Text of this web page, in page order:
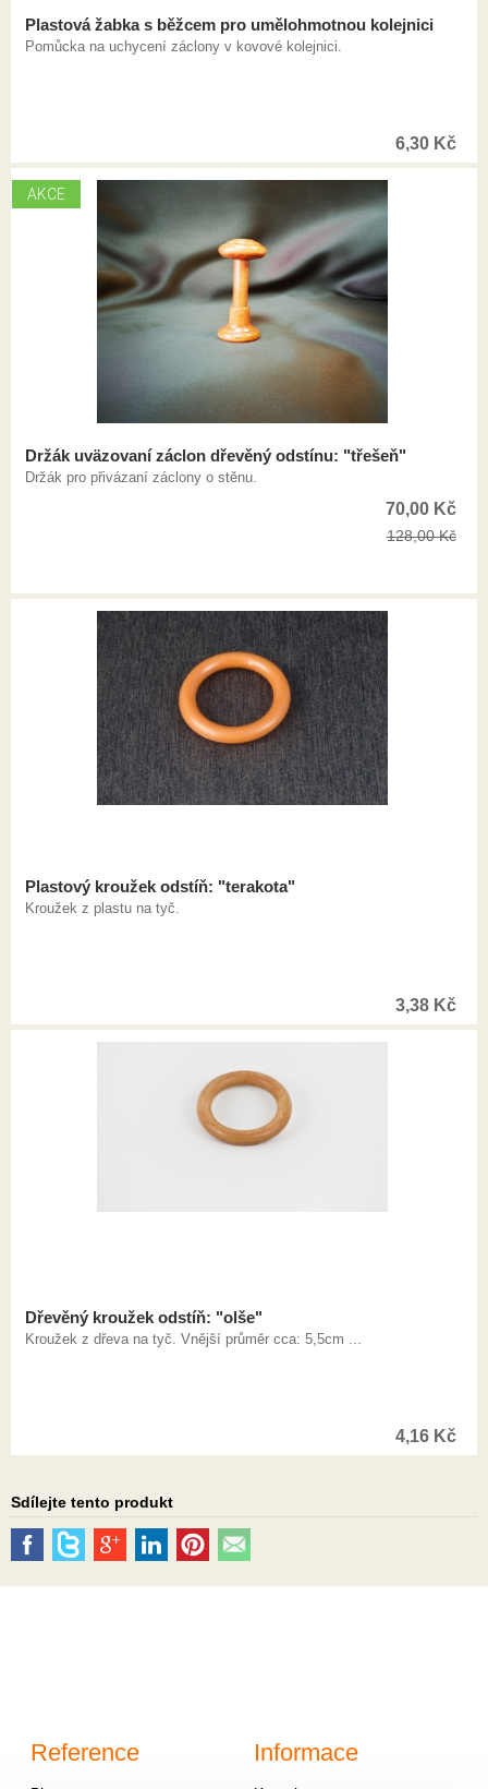
Plastová žabka s běžcem pro umělohmotnou kolejnici
Pomůcka na uchycení záclony v kovové kolejnici.
6,30 Kč
AKCE
Držák uväzovaní záclon dřevěný odstínu: "třešeň"
Držák pro přivázaní záclony o stěnu.
70,00 Kč
128,00Kč
Plastový kroužek odstíň: "terakota"
Kroužek z plastu na tyč.
3,38 Kč
Dřevěný kroužek odstíň: "olše"
Kroužek z dřeva na tyč. Vnější průměr cca: 5,5cm ...
4,16 Kč
Sdílejte tento produkt
Reference Informace